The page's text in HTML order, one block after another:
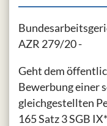
AZR 279/20 -
Geht dem
Bewerbung einer
gleichgestellten
165 Satz 3 SGB